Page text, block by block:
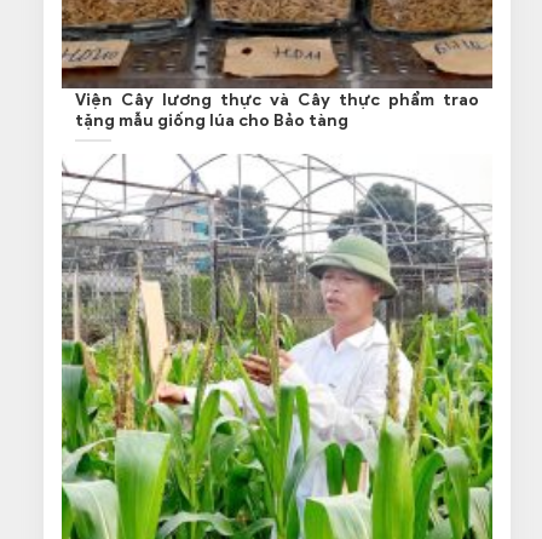
Viện Cây lương thực và Cây thực phẩm trao
tặng mẫu giống lúa cho Bảo tàng